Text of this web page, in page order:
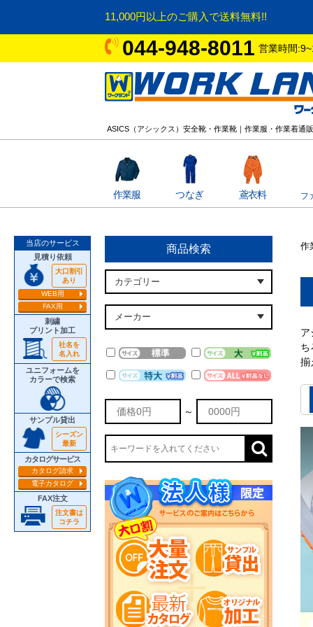
11,000円以上のご購入で送料無料!!
044-948-8011 営業時間
ASICS（アシックス）安全靴・作業靴｜作業服・作業着通
作業服 つなぎ 鳶衣料 フ
当店のサービス
見積り依頼
大口割引
あり
WEB用
FAX用
刺繍
プリント加工
社名を
名入れ
ユニフォームを
カラーで検索
サンプル貸出
シーズン
最新
カタログサービス
カタログ請求
電子カタログ
FAX注文
注文書は
コチラ
商品検索
～
作
ア
ち
揃